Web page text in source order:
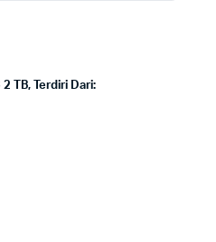
TB, Terdiri Dari: